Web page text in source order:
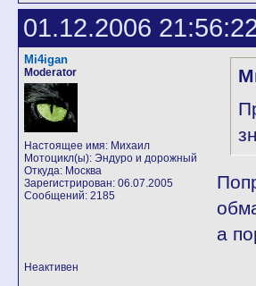
01.12.2006
Mi4igan
Moderator
Настоящее имя: Михаил
Мотоцикл(ы): Эндуро и дорожный
Откуда: Москва
Зарегистрирован: 06.07.2005
Сообщений: 2185
а
Неактивен